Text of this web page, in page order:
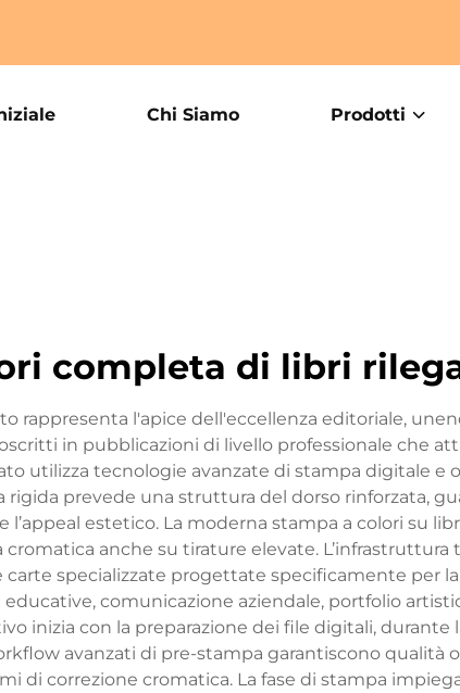
Chi Siamo Prodotti
completa di libri
rappresenta l'apice dell'eccellenza editoriale,
in pubblicazioni di livello professionale che
utilizza tecnologie avanzate di stampa digitale
rigida prevede una struttura del dorso rinforzata,
estetico. La moderna stampa a colori su
anche su tirature elevate.
carte specializzate progettate specificamente per
comunicazione aziendale, portfolio
inizia con la preparazione dei file digitali,
avanzati di pre-stampa garantiscono qualità
di correzione cromatica. La fase di stampa